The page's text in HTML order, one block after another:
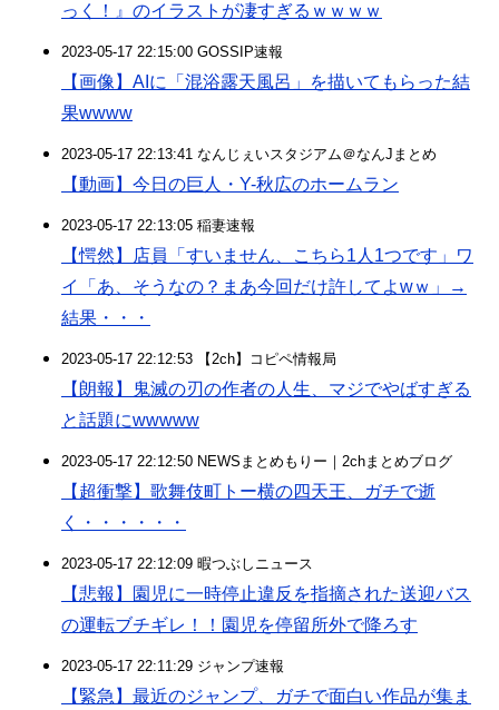
っく！』のイラストが凄すぎるｗｗｗｗ
2023-05-17 22:15:00 GOSSIP速報
【画像】AIに「混浴露天風呂」を描いてもらった結
果wwww
2023-05-17 22:13:41 なんじぇいスタジアム＠なんJまとめ
【動画】今日の巨人・Y-秋広のホームラン
2023-05-17 22:13:05 稲妻速報
【愕然】店員「すいません、こちら1人1つです」ワ
イ「あ、そうなの？まあ今回だけ許してよwｗ」→
結果・・・
2023-05-17 22:12:53 【2ch】コピペ情報局
【朗報】鬼滅の刃の作者の人生、マジでやばすぎる
と話題にwwwww
2023-05-17 22:12:50 NEWSまとめもりー｜2chまとめブログ
【超衝撃】歌舞伎町トー横の四天王、ガチで逝
く・・・・・・
2023-05-17 22:12:09 暇つぶしニュース
【悲報】園児に一時停止違反を指摘された送迎バス
の運転ブチギレ！！園児を停留所外で降ろす
2023-05-17 22:11:29 ジャンプ速報
【緊急】最近のジャンプ、ガチで面白い作品が集ま